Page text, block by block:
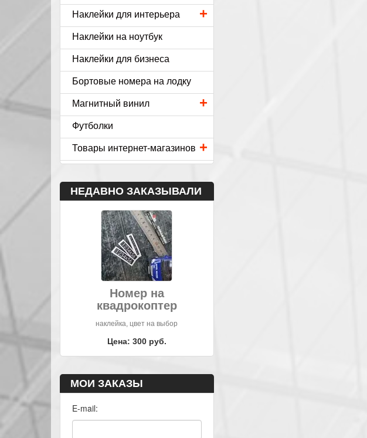
+
Наклейки для интерьера
Наклейки на ноутбук
Наклейки для бизнеса
Бортовые номера на лодку
+
Магнитный винил
Футболки
+
Товары интернет-магазинов
НЕДАВНО ЗАКАЗЫВАЛИ
Номер на
квадрокоптер
наклейка, цвет на выбор
Цена: 300 руб.
МОИ ЗАКАЗЫ
E-mail: